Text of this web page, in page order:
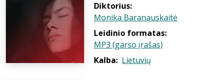
Diktorius:
Monika Baranauskaitė
Leidinio formatas:
MP3 (garso įrašas)
Kalba: Lietuvių